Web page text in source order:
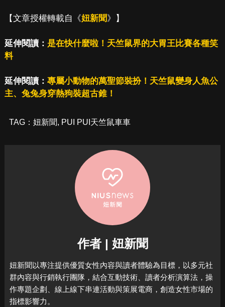
【文章授權轉載自《妞新聞》】
延伸閱讀： 是在快什麼啦！天竺鼠界的大胃王比賽各種笑
料
延伸閱讀： 專屬小動物的萬聖節裝扮！天竺鼠變身人魚公
主、兔兔身穿熱狗裝超古錐！
TAG： 妞新聞, PUI PUI天竺鼠車車
作者 | 妞新聞
妞新聞以專注提供優質女性內容與讀者體驗為目標， 以多元社
群內容與行銷執行團隊，結合互動技術、讀者分析演算法， 操
作專題企劃、線上線下串連活動與策展電商， 創造女性市場的
指標影響力。